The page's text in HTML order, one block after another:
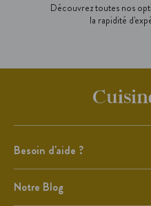
Découvrez toutes nos
la rapidité
Besoin d'aide ?
Notre Blog